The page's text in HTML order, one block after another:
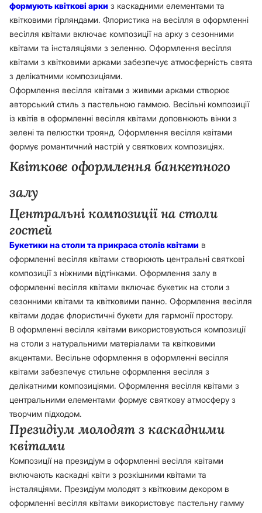
формують квіткові арки з каскадними елементами та
квітковими гірляндами. Флористика на весілля в оформленні
весілля квітами включає композиції на арку з сезонними
квітами та інсталяціями з зеленню. Оформлення весілля
квітами з квітковими арками забезпечує атмосферність свята
з делікатними композиціями.
Оформлення весілля квітами з живими арками створює
авторський стиль з пастельною гаммою. Весільні композиції
із квітів в оформленні весілля квітами доповнюють вінки з
зелені та пелюстки троянд. Оформлення весілля квітами
формує романтичний настрій у святкових композиціях.
Квіткове оформлення банкетного
залу
Центральні композиції на столи
гостей
Букетики на столи та прикраса столів квітами в
оформленні весілля квітами створюють центральні святкові
композиції з ніжними відтінками. Оформлення залу в
оформленні весілля квітами включає букетик на столи з
сезонними квітами та квітковими панно. Оформлення весілля
квітами додає флористичні букети для гармонії простору.
В оформленні весілля квітами використовуються композиції
на столи з натуральними матеріалами та квітковими
акцентами. Весільне оформлення в оформленні весілля
квітами забезпечує стильне оформлення весілля з
делікатними композиціями. Оформлення весілля квітами з
центральними елементами формує святкову атмосферу з
творчим підходом.
Президіум молодят з каскадними
квітами
Композиції на президіум в оформленні весілля квітами
включають каскадні квіти з розкішними квітами та
інсталяціями. Президіум молодят з квітковим декором в
оформленні весілля квітами використовує пастельну гамму